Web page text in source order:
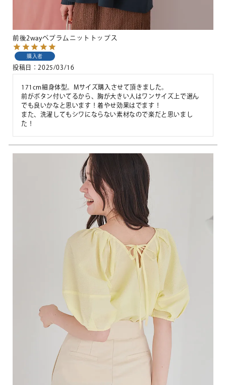
前後2wayペプラムニットトップス
購入者
投稿日 2025/03/16
171cm細身体型。Mサイズ購入させて頂きました。
前がボタン付いてるから、胸が大きい人はワンサイズ上で選ん
でも良いかなと思います！着やせ効果はでます！
また、洗濯してもシワにならない素材なので楽だと思いまし
た！